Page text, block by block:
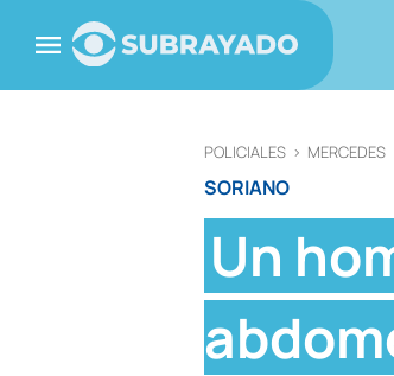
POLICIALES > MERCEDES
SORIANO
Un